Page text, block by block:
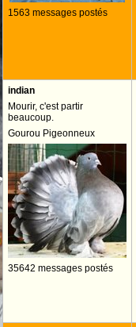
1563 messages postés
indian
Mourir, c'est partir
beaucoup.
Gourou Pigeonneux
35642 messages postés